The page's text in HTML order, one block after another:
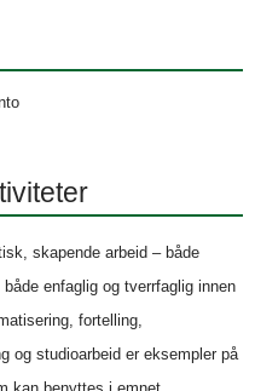
skapende arbeid – både
enfaglig og tverrfaglig innen
fortelling,
og studioarbeid er eksempler på